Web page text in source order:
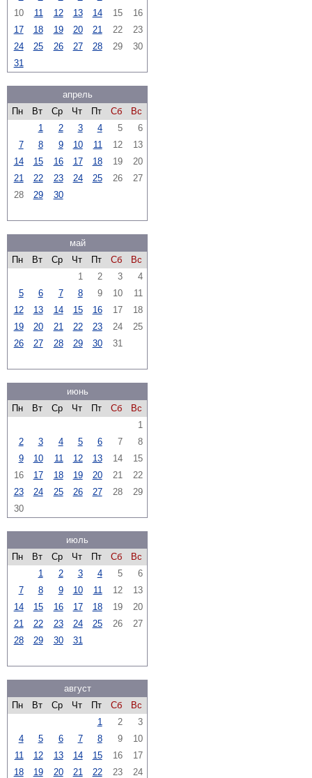
10
11 12 13 14 15
16
17
18 19 20 21 22
23
24
25 26 27 28 29
30
31
апрель
Пн
Вт Ср Чт Пт Сб
Вс
1
2 3 4 5
6
7
8 9 10 11 12
13
14
15 16 17 18 19
20
21
22 23 24 25 26
27
28
29 30
май
Пн
Вт Ср Чт Пт Сб
Вс
1
2 3
4
5
6 7 8 9 10
11
12
13 14 15 16 17
18
19
20 21 22 23 24
25
26
27 28 29 30 31
июнь
Пн
Вт Ср Чт Пт Сб
Вс
1
2
3 4 5 6 7
8
9
10 11 12 13 14
15
16
17 18 19 20 21
22
23
24 25 26 27 28
29
30
июль
Пн
Вт Ср Чт Пт Сб
Вс
1
2 3 4 5
6
7
8 9 10 11 12
13
14
15 16 17 18 19
20
21
22 23 24 25 26
27
28
29 30 31
август
Пн
Вт Ср Чт Пт Сб
Вс
1
2
3
4
5 6 7 8 9
10
11
12 13 14 15 16
17
18
19 20 21 22 23
24